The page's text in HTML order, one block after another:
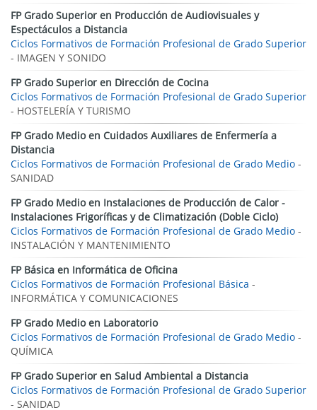
FP Grado Superior en Producción de Audiovisuales y
Espectáculos a Distancia
Ciclos Formativos de Formación Profesional de Grado Superior
- IMAGEN Y SONIDO
FP Grado Superior en Dirección de Cocina
Ciclos Formativos de Formación Profesional de Grado Superior
- HOSTELERÍA Y TURISMO
FP Grado Medio en Cuidados Auxiliares de Enfermería a
Distancia
Ciclos Formativos de Formación Profesional de Grado Medio -
SANIDAD
FP Grado Medio en Instalaciones de Producción de Calor -
Instalaciones Frigoríficas y de Climatización (Doble Ciclo)
Ciclos Formativos de Formación Profesional de Grado Medio -
INSTALACIÓN Y MANTENIMIENTO
FP Básica en Informática de Oficina
Ciclos Formativos de Formación Profesional Básica -
INFORMÁTICA Y COMUNICACIONES
FP Grado Medio en Laboratorio
Ciclos Formativos de Formación Profesional de Grado Medio -
QUÍMICA
FP Grado Superior en Salud Ambiental a Distancia
Ciclos Formativos de Formación Profesional de Grado Superior
- SANIDAD